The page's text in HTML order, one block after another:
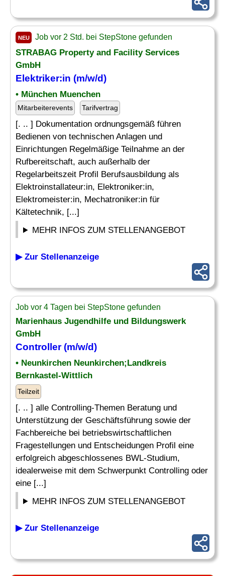
NEU Job vor 2 Std. bei StepStone gefunden
STRABAG Property and Facility Services
GmbH
Elektriker:in (m/w/d)
• München Muenchen
Mitarbeiterevents Tarifvertrag
[. .. ] Dokumentation ordnungsgemäß führen
Bedienen von technischen Anlagen und
Einrichtungen Regelmäßige Teilnahme an der
Rufbereitschaft, auch außerhalb der
Regelarbeitszeit Profil Berufsausbildung als
Elektroinstallateur:in, Elektroniker:in,
Elektromeister:in, Mechatroniker:in für
Kältetechnik, [...]
MEHR INFOS ZUM STELLENANGEBOT
▶ Zur Stellenanzeige
Job vor 4 Tagen bei StepStone gefunden
Marienhaus Jugendhilfe und Bildungswerk
GmbH
Controller (m/w/d)
• Neunkirchen Neunkirchen;Landkreis
Bernkastel-Wittlich
Teilzeit
[. .. ] alle Controlling-Themen Beratung und
Unterstützung der Geschäftsführung sowie der
Fachbereiche bei betriebswirtschaftlichen
Fragestellungen und Entscheidungen Profil eine
erfolgreich abgeschlossenes BWL-Studium,
idealerweise mit dem Schwerpunkt Controlling oder
eine [...]
MEHR INFOS ZUM STELLENANGEBOT
▶ Zur Stellenanzeige